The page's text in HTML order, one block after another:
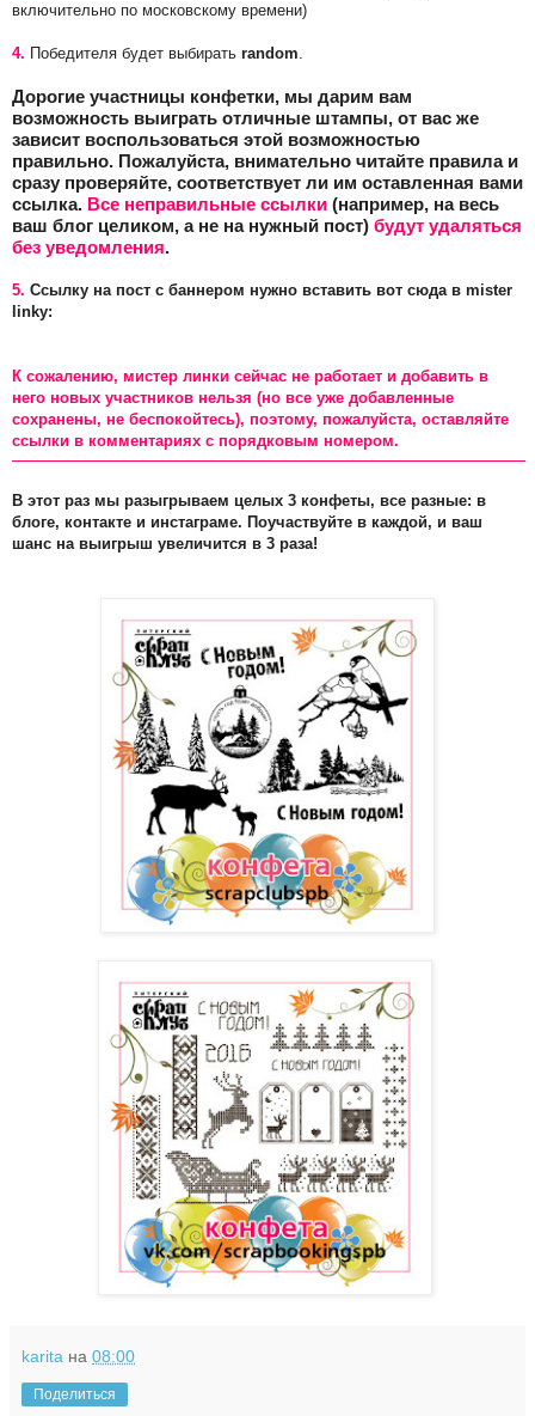
включительно по московскому времени)
4. Победителя будет выбирать random.
Дорогие участницы конфетки, мы дарим вам
возможность выиграть отличные штампы, от вас же
зависит воспользоваться этой возможностью
правильно. Пожалуйста, внимательно читайте правила и
сразу проверяйте, соответствует ли им оставленная вами
ссылка. Все неправильные ссылки (например, на весь
ваш блог целиком, а не на нужный пост) будут удаляться
без уведомления.
5. Ссылку на пост с баннером нужно вставить вот сюда в mister
linky:
К сожалению, мистер линки сейчас не работает и добавить в
него новых участников нельзя (но все уже добавленные
сохранены, не беспокойтесь), поэтому, пожалуйста, оставляйте
ссылки в комментариях с порядковым номером.
В этот раз мы разыгрываем целых 3 конфеты, все разные: в
блоге, контакте и инстаграме. Поучаствуйте в каждой, и ваш
шанс на выигрыш увеличится в 3 раза!
karita на 08:00
Поделиться